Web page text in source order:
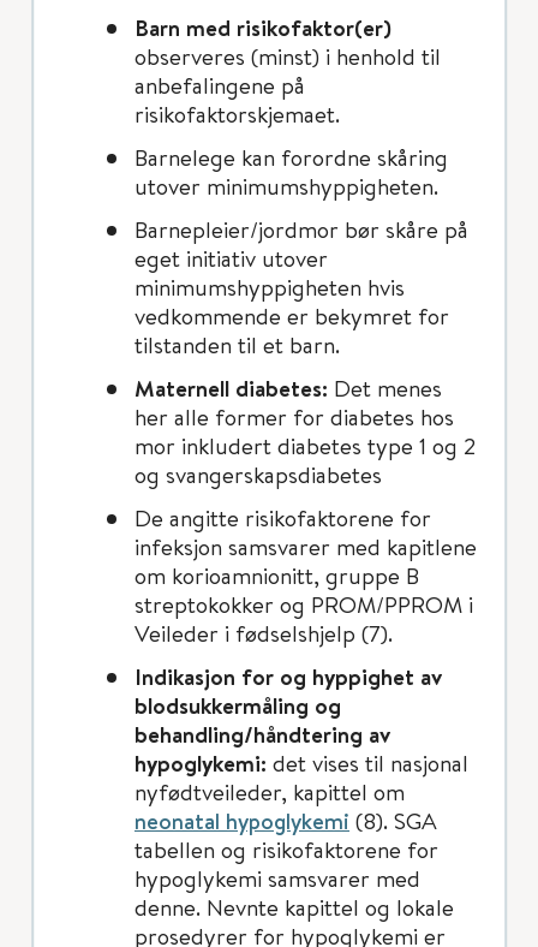
Barn med risikofaktor(er)
observeres (minst) i henhold til
anbefalingene på
risikofaktorskjemaet.
Barnelege kan forordne skåring
utover minimumshyppigheten.
Barnepleier/jordmor bør skåre på
eget initiativ utover
minimumshyppigheten hvis
vedkommende er bekymret for
tilstanden til et barn.
Maternell diabetes: Det menes
her alle former for diabetes hos
mor inkludert diabetes type 1 og 2
og svangerskapsdiabetes
De angitte risikofaktorene for
infeksjon samsvarer med kapitlene
om korioamnionitt, gruppe B
streptokokker og PROM/PPROM i
Veileder i fødselshjelp (7).
Indikasjon for og hyppighet av
blodsukkermåling og
behandling/håndtering av
hypoglykemi: det vises til nasjonal
nyfødtveileder, kapittel om
neonatal hypoglykemi (8). SGA
tabellen og risikofaktorene for
hypoglykemi samsvarer med
denne. Nevnte kapittel og lokale
prosedyrer for hypoglykemi er